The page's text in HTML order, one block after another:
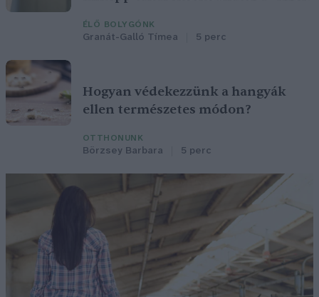
ÉLŐ BOLYGÓNK
Granát-Galló Tímea 5 perc
Hogyan védekezzünk a hangyák
ellen természetes módon?
OTTHONUNK
Börzsey Barbara 5 perc